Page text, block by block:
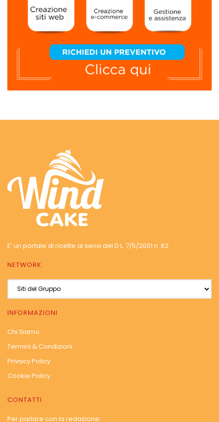
E’ un portale di ricette ai sensi del D.L. 7/5/2001 n. 62
NETWORK
INFORMAZIONI
Chi Siamo
Termini & Condizioni
Privacy Policy
Cookie Policy
CONTATTI
Per parlare con la redazione: